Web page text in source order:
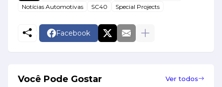
Notícias Automotivas
SC40 Special Projects
Facebook
Você Pode Gostar Ver todos